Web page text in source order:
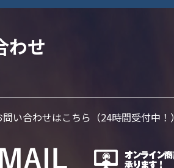
わせ
問い合わせはこちら （24時間受付中！）